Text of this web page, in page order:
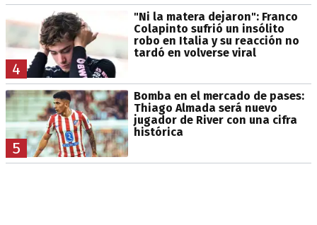
4
"Ni la matera dejaron": Franco
Colapinto sufrió un insólito
robo en Italia y su reacción no
tardó en volverse viral
5
Bomba en el mercado de pases:
Thiago Almada será nuevo
jugador de River con una cifra
histórica